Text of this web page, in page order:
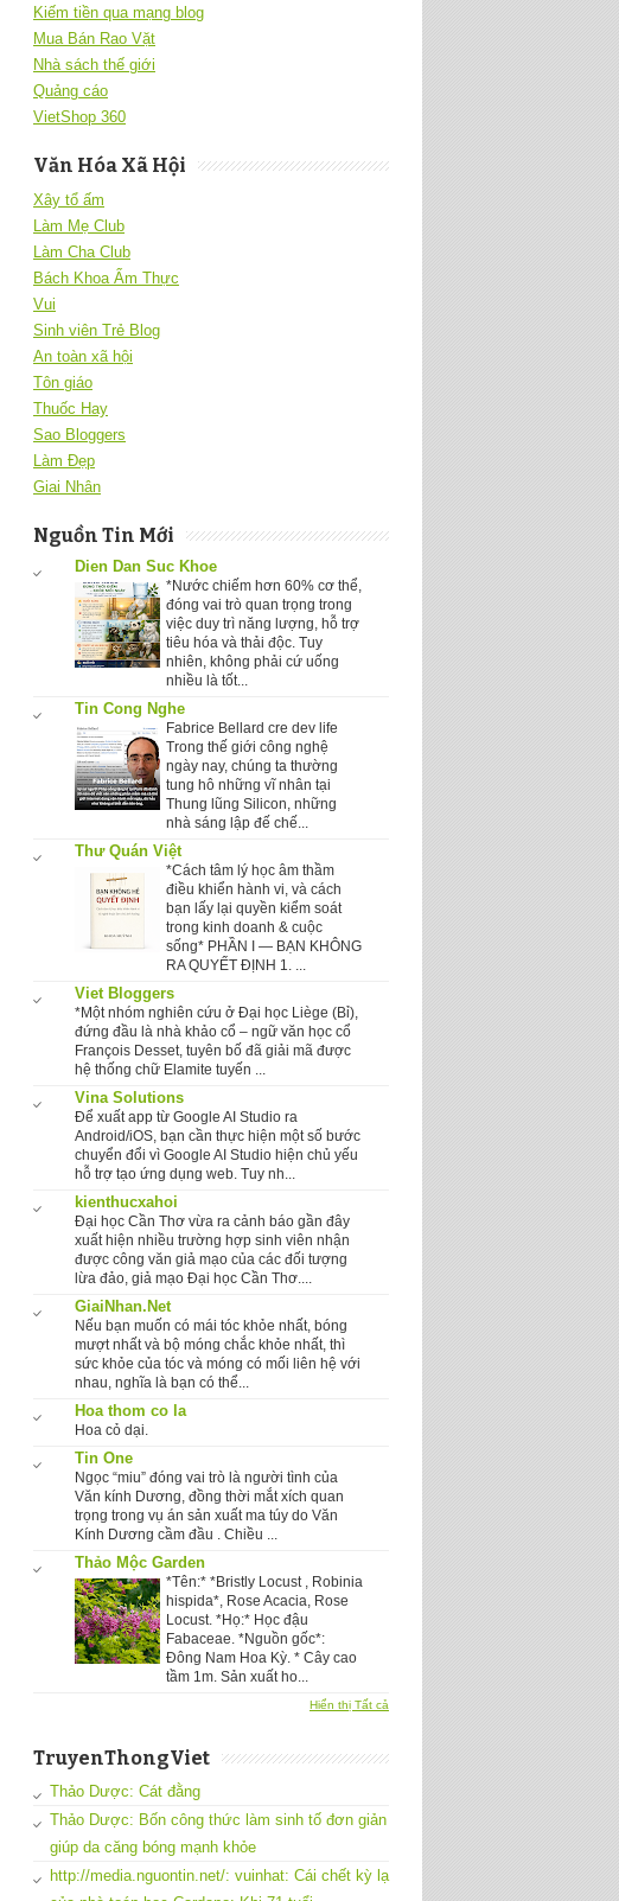
Kiếm tiền qua mạng blog
Mua Bán Rao Vặt
Nhà sách thế giới
Quảng cáo
VietShop 360
Văn Hóa Xã Hội
Xây tổ ấm
Làm Mẹ Club
Làm Cha Club
Bách Khoa Ẩm Thực
Vui
Sinh viên Trẻ Blog
An toàn xã hội
Tôn giáo
Thuốc Hay
Sao Bloggers
Làm Đẹp
Giai Nhân
Nguồn Tin Mới
Dien Dan Suc Khoe
*Nước chiếm hơn 60% cơ thể,
đóng vai trò quan trọng trong
việc duy trì năng lượng, hỗ trợ
tiêu hóa và thải độc. Tuy
nhiên, không phải cứ uống
nhiều là tốt...
Tin Cong Nghe
Fabrice Bellard cre dev life
Trong thế giới công nghệ
ngày nay, chúng ta thường
tung hô những vĩ nhân tại
Thung lũng Silicon, những
nhà sáng lập đế chế...
Thư Quán Việt
*Cách tâm lý học âm thầm
điều khiển hành vi, và cách
bạn lấy lại quyền kiểm soát
trong kinh doanh & cuộc
sống* PHẦN I — BẠN KHÔNG
RA QUYẾT ĐỊNH 1. ...
Viet Bloggers
*Một nhóm nghiên cứu ở Đại học Liège (Bỉ),
đứng đầu là nhà khảo cổ – ngữ văn học cổ
François Desset, tuyên bố đã giải mã được
hệ thống chữ Elamite tuyến ...
Vina Solutions
Để xuất app từ Google AI Studio ra
Android/iOS, bạn cần thực hiện một số bước
chuyển đổi vì Google AI Studio hiện chủ yếu
hỗ trợ tạo ứng dụng web. Tuy nh...
kienthucxahoi
Đại học Cần Thơ vừa ra cảnh báo gần đây
xuất hiện nhiều trường hợp sinh viên nhận
được công văn giả mạo của các đối tượng
lừa đảo, giả mạo Đại học Cần Thơ....
GiaiNhan.Net
Nếu bạn muốn có mái tóc khỏe nhất, bóng
mượt nhất và bộ móng chắc khỏe nhất, thì
sức khỏe của tóc và móng có mối liên hệ với
nhau, nghĩa là bạn có thể...
Hoa thom co la
Hoa cỏ dại.
Tin One
Ngọc “miu” đóng vai trò là người tình của
Văn kính Dương, đồng thời mắt xích quan
trọng trong vụ án sản xuất ma túy do Văn
Kính Dương cầm đầu . Chiều ...
Thảo Mộc Garden
*Tên:* *Bristly Locust , Robinia
hispida*, Rose Acacia, Rose
Locust. *Họ:* Học đậu
Fabaceae. *Nguồn gốc*:
Đông Nam Hoa Kỳ. * Cây cao
tầm 1m. Sản xuất ho...
Hiển thị Tất cả
TruyenThongViet
Thảo Dược: Cát đằng
Thảo Dược: Bốn công thức làm sinh tố đơn giản
giúp da căng bóng mạnh khỏe
http://media.nguontin.net/: vuinhat: Cái chết kỳ lạ